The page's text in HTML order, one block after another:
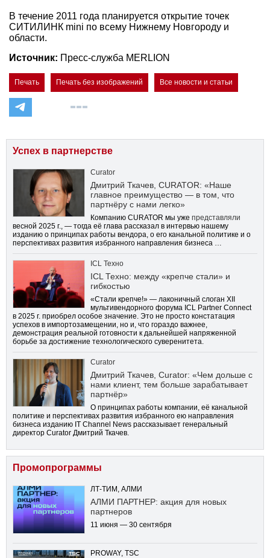
В течение 2011 года планируется открытие точек
СИТИЛИНК mini по всему Нижнему Новгороду и
области.
Источник: Пресс-служба MERLION
Печать Печать без изображений Все новости и статьи
Успех в партнерстве
Curator
Дмитрий Ткачев, CURATOR: «Наше
главное преимущество — в том, что
партнёру с нами легко»
Компанию CURATOR мы уже представляли
весной 2025 г., — тогда её глава рассказал в интервью нашему
изданию о принципах работы вендора, о его канальной политике и о
перспективах развития избранного направления бизнеса …
ICL Техно
ICL Техно: между «крепче стали» и
гибкостью
«Стали крепче!» — лаконичный слоган XII
мультивендорного форума ICL Partner Connect
в 2025 г. приобрел особое значение. Это не просто констатация
успехов в импортозамещении, но и, что гораздо важнее,
демонстрация реальной готовности к дальнейшей напряженной
борьбе за достижение технологического суверенитета.
Curator
Дмитрий Ткачев, Curator: «Чем дольше с
нами клиент, тем больше зарабатывает
партнёр»
О принципах работы компании, её канальной
политике и перспективах развития избранного ею направления
бизнеса изданию IT Channel News рассказывает генеральный
директор Curator Дмитрий Ткачев.
Промопрограммы
ЛТ-ТИМ, АЛМИ
АЛМИ ПАРТНЕР: акция для новых
партнеров
11 июня — 30 сентября
PROWAY, TSC